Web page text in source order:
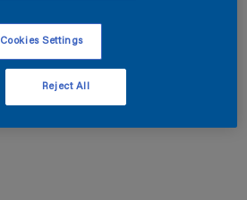
0.5L
Cookies Settings
Reject All